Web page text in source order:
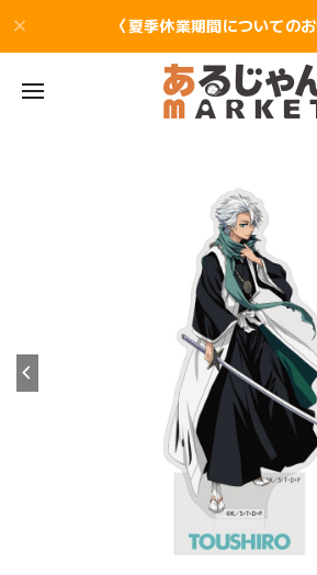
〈夏季休業期間についてのお